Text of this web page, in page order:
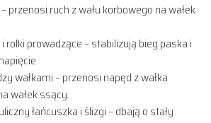
przenosi ruch z wału korbowego na wałek
rolki prowadzące – stabilizują bieg paska i
wałkami – przenosi napęd z wałka
wałek ssący.
łańcuszka i ślizgi – dbają o stały